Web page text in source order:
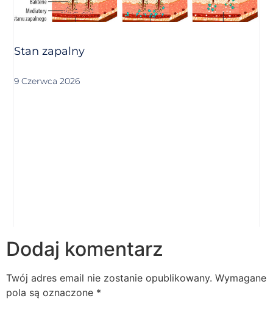
Stan zapalny
9 Czerwca 2026
Dodaj komentarz
Twój adres email nie zostanie opublikowany. Wymagane
pola są oznaczone *